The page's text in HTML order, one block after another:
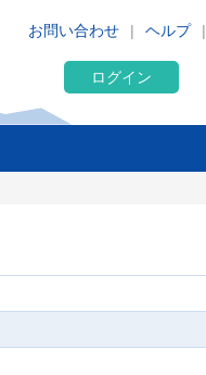
お問い合わせ ヘルプ
ログイン